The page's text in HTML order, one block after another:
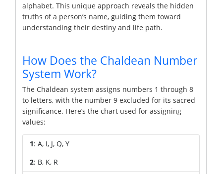
alphabet. This unique approach reveals the hidden
truths of a person’s name, guiding them toward
understanding their destiny and life path.
How Does the Chaldean Number
System Work?
The Chaldean system assigns numbers 1 through 8
to letters, with the number 9 excluded for its sacred
significance. Here’s the chart used for assigning
values:
1: A, I, J, Q, Y
2: B, K, R